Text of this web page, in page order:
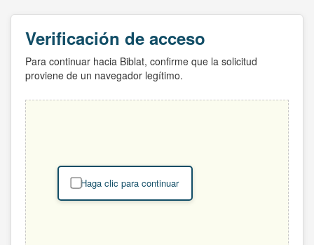
Verificación de acceso
Para continuar hacia Biblat, confirme que la solicitud
proviene de un navegador legítimo.
Haga clic para continuar